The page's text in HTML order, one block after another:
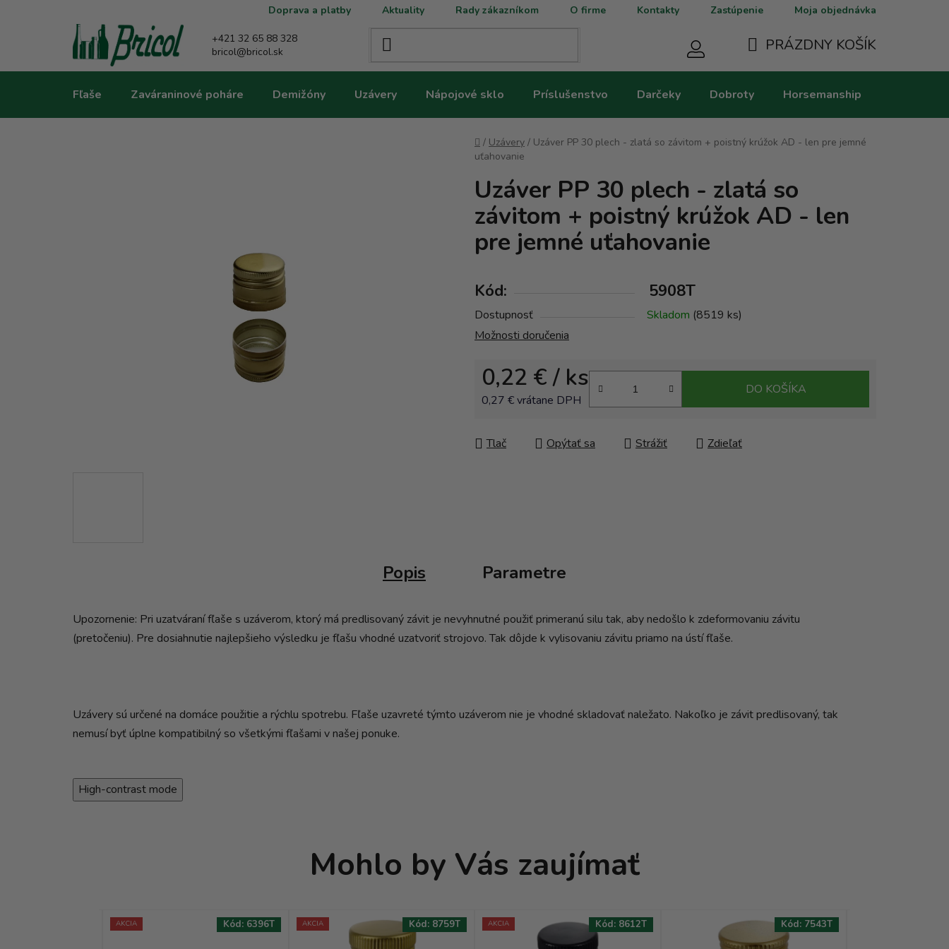
Doprava a platby Aktuality Rady zákazníkom O firme Kontakty Zastúpenie Moja objednávka
+421 32 65 88 328
bricol@bricol.sk
KOŠÍK
PRÁZDNY KOŠÍK
Fľaše Zaváraninové poháre Demižóny Uzávery Nápojové sklo Príslušenstvo Darčeky Dobroty Horsemanship
Domov
/ Uzávery / Uzáver PP 30 plech - zlatá so závitom + poistný krúžok AD - len pre jemné
uťahovanie
Uzáver PP 30 plech - zlatá so
závitom + poistný krúžok AD - len
pre jemné uťahovanie
Kód: 5908T
Dostupnosť Skladom (8519 ks)
Možnosti doručenia
0,22 €/ ks
0,27 € vrátane DPH
DO KOŠÍKA
Tlač Opýtať sa Strážiť Zdieľať
Popis Parametre
Upozornenie: Pri uzatváraní fľaše s uzáverom, ktorý má predlisovaný závit je nevyhnutné použiť primeranú silu tak, aby nedošlo k zdeformovaniu závitu
(pretočeniu). Pre dosiahnutie najlepšieho výsledku je fľašu vhodné uzatvoriť strojovo. Tak dôjde k vylisovaniu závitu priamo na ústí fľaše.
Uzávery sú určené na domáce použitie a rýchlu spotrebu. Fľaše uzavreté týmto uzáverom nie je vhodné skladovať naležato. Nakoľko je závit predlisovaný, tak
nemusí byť úplne kompatibilný so všetkými fľašami v našej ponuke.
High-contrast mode
Mohlo by Vás zaujímať
AKCIA Kód: 6396T AKCIA Kód: 8759T AKCIA Kód: 8612T Kód: 7543T